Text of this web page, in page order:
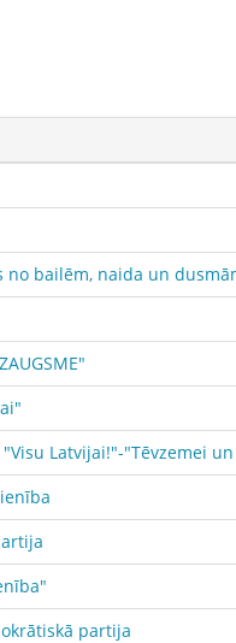
no bailēm, naida un
Latvijai!"-"Tēvzemei
partija